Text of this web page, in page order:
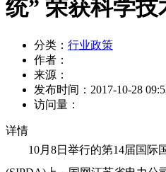
统” 荣获科学技
分类： 行业政策
作者：
来源：
发布时间： 2017-10-28
访问量：
详情
10月8日举行的第14届国际